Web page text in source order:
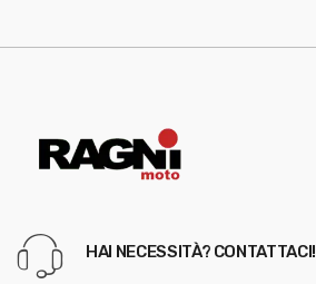
HAI NECESSITÀ? CONTATTACI!